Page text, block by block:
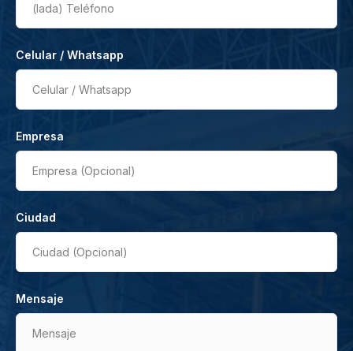
(lada) Teléfono
Celular / Whatsapp
Celular / Whatsapp
Empresa
Empresa (Opcional)
Ciudad
Ciudad (Opcional)
Mensaje
Mensaje